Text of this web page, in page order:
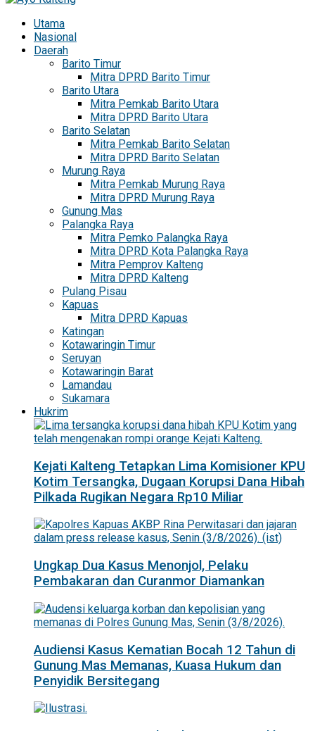
Utama
Nasional
Daerah
Barito Timur
Mitra DPRD Barito Timur
Barito Utara
Mitra Pemkab Barito Utara
Mitra DPRD Barito Utara
Barito Selatan
Mitra Pemkab Barito Selatan
Mitra DPRD Barito Selatan
Murung Raya
Mitra Pemkab Murung Raya
Mitra DPRD Murung Raya
Gunung Mas
Palangka Raya
Mitra Pemko Palangka Raya
Mitra DPRD Kota Palangka Raya
Mitra Pemprov Kalteng
Mitra DPRD Kalteng
Pulang Pisau
Kapuas
Mitra DPRD Kapuas
Katingan
Kotawaringin Timur
Seruyan
Kotawaringin Barat
Lamandau
Sukamara
Hukrim
Kejati Kalteng Tetapkan Lima Komisioner KPU
Kotim Tersangka, Dugaan Korupsi Dana Hibah
Pilkada Rugikan Negara Rp10 Miliar
Ungkap Dua Kasus Menonjol, Pelaku
Pembakaran dan Curanmor Diamankan
Audiensi Kasus Kematian Bocah 12 Tahun di
Gunung Mas Memanas, Kuasa Hukum dan
Penyidik Bersitegang